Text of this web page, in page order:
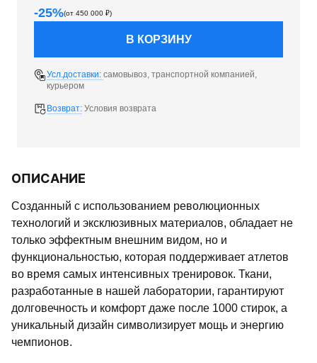
-25%(от 450 000 ₽)
В КОРЗИНУ
Усл.доставки: самовывоз, транспортной компанией,
курьером
Возврат: Условия возврата
ОПИСАНИЕ
Созданный с использованием революционных
технологий и эксклюзивных материалов, обладает не
только эффектным внешним видом, но и
функциональностью, которая поддерживает атлетов
во время самых интенсивных тренировок. Ткани,
разработанные в нашей лаборатории, гарантируют
долговечность и комфорт даже после 1000 стирок, а
уникальный дизайн символизирует мощь и энергию
чемпионов.